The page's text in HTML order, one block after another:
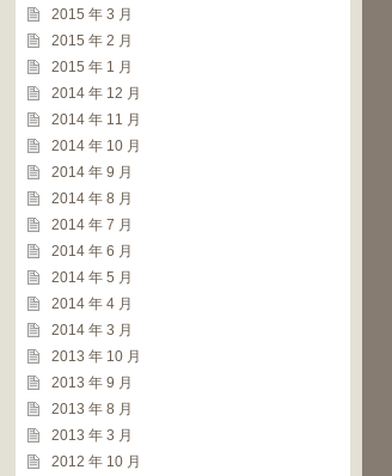
2015 年 3 月
2015 年 2 月
2015 年 1 月
2014 年 12 月
2014 年 11 月
2014 年 10 月
2014 年 9 月
2014 年 8 月
2014 年 7 月
2014 年 6 月
2014 年 5 月
2014 年 4 月
2014 年 3 月
2013 年 10 月
2013 年 9 月
2013 年 8 月
2013 年 3 月
2012 年 10 月